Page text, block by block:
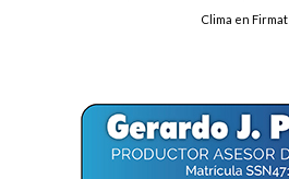
Clima en Firmat